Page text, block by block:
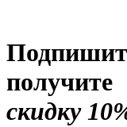
получите
скидку